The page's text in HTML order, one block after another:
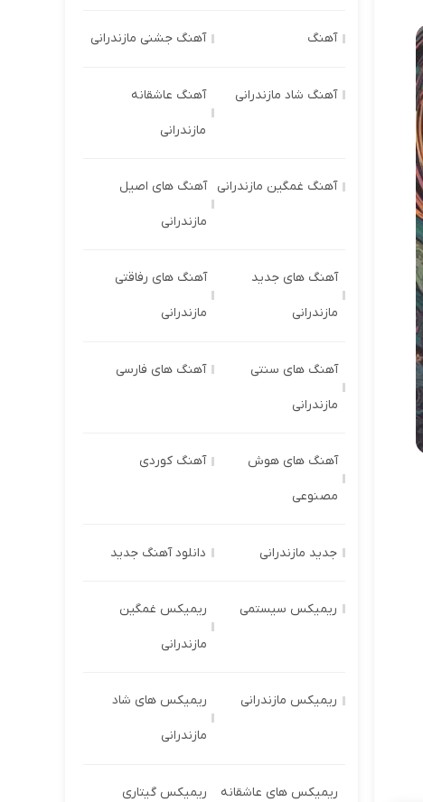
آهنگ آهنگ جشنی مازندرانی
آهنگ شاد مازندرانی آهنگ عاشقانه
مازندرانی
آهنگ غمگین مازندرانی آهنگ های اصیل
مازندرانی
آهنگ های جدید
مازندرانی
آهنگ های رفاقتی
مازندرانی
آهنگ های سنتی
مازندرانی
آهنگ های فارسی
آهنگ های هوش
مصنوعی
آهنگ کوردی
جدید مازندرانی دانلود آهنگ جدید
ریمیکس سیستمی ریمیکس غمگین
مازندرانی
ریمیکس مازندرانی ریمیکس های شاد
مازندرانی
ریمیکس های عاشقانه ریمیکس گیتاری